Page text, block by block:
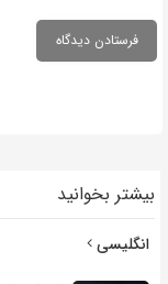
بیشتر بخوانید
انگلیسی